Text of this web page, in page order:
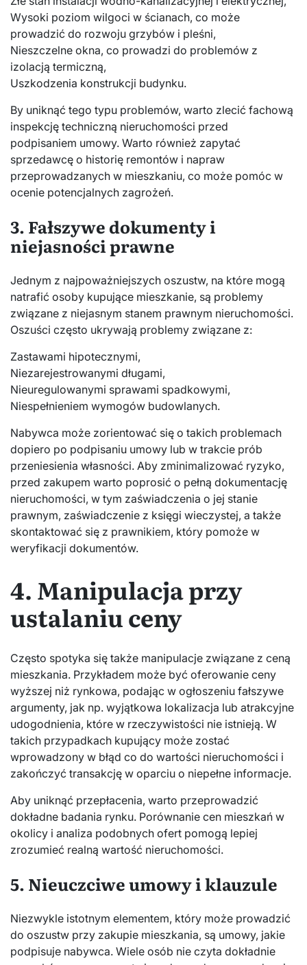
Wysoki poziom wilgoci w ścianach, co może
prowadzić do rozwoju grzybów i pleśni,
Nieszczelne okna, co prowadzi do problemów z
izolacją termiczną,
Uszkodzenia konstrukcji budynku.
By uniknąć tego typu problemów, warto zlecić fachową
inspekcję techniczną nieruchomości przed
podpisaniem umowy. Warto również zapytać
sprzedawcę o historię remontów i napraw
przeprowadzanych w mieszkaniu, co może pomóc w
ocenie potencjalnych zagrożeń.
3. Fałszywe dokumenty i
niejasności prawne
Jednym z najpoważniejszych oszustw, na które mogą
natrafić osoby kupujące mieszkanie, są problemy
związane z niejasnym stanem prawnym nieruchomości.
Oszuści często ukrywają problemy związane z:
Zastawami hipotecznymi,
Niezarejestrowanymi długami,
Nieuregulowanymi sprawami spadkowymi,
Niespełnieniem wymogów budowlanych.
Nabywca może zorientować się o takich problemach
dopiero po podpisaniu umowy lub w trakcie prób
przeniesienia własności. Aby zminimalizować ryzyko,
przed zakupem warto poprosić o pełną dokumentację
nieruchomości, w tym zaświadczenia o jej stanie
prawnym, zaświadczenie z księgi wieczystej, a także
skontaktować się z prawnikiem, który pomoże w
weryfikacji dokumentów.
4. Manipulacja przy
ustalaniu ceny
Często spotyka się także manipulacje związane z ceną
mieszkania. Przykładem może być oferowanie ceny
wyższej niż rynkowa, podając w ogłoszeniu fałszywe
argumenty, jak np. wyjątkowa lokalizacja lub atrakcyjne
udogodnienia, które w rzeczywistości nie istnieją. W
takich przypadkach kupujący może zostać
wprowadzony w błąd co do wartości nieruchomości i
zakończyć transakcję w oparciu o niepełne informacje.
Aby uniknąć przepłacenia, warto przeprowadzić
dokładne badania rynku. Porównanie cen mieszkań w
okolicy i analiza podobnych ofert pomogą lepiej
zrozumieć realną wartość nieruchomości.
5. Nieuczciwe umowy i klauzule
Niezwykle istotnym elementem, który może prowadzić
do oszustw przy zakupie mieszkania, są umowy, jakie
podpisuje nabywca. Wiele osób nie czyta dokładnie